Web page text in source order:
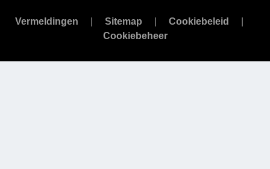
Vermeldingen Sitemap
Cookiebeleid
Cookiebeheer